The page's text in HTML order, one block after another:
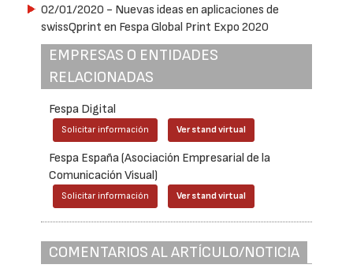
02/01/2020 - Nuevas ideas en aplicaciones de
swissQprint en Fespa Global Print Expo 2020
EMPRESAS O ENTIDADES
RELACIONADAS
Fespa Digital
Solicitar información Ver stand virtual
Fespa España (Asociación Empresarial de la
Comunicación Visual)
Solicitar información Ver stand virtual
COMENTARIOS AL ARTÍCULO/NOTICIA